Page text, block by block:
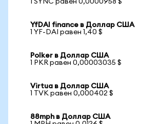
1 SYNC равен 0,0000958 $
YfDAI finance в Доллар США
1 YF-DAI равен 1,40 $
Polker в Доллар США
1 PKR равен 0,00003035 $
Virtua в Доллар США
1 TVK равен 0,000402 $
88mph в Доллар США